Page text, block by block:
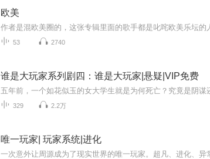
欧美
53 2740
谁是大玩家系列剧四：谁是大玩家|悬疑|VIP免费
329 2.2万
唯一玩家| 玩家系统|进化